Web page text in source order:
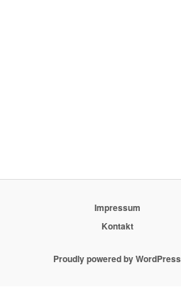
Impressum
Kontakt
Proudly powered by WordPress